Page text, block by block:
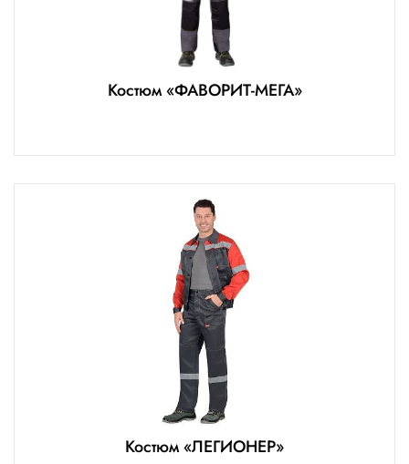
Костюм «ФАВОРИТ-МЕГА»
Костюм «ЛЕГИОНЕР»